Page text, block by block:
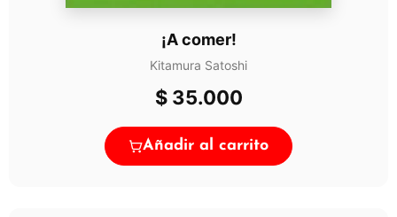
¡A comer!
Kitamura Satoshi
$35.000
Añadir al carrito